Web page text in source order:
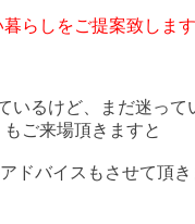
らしをご提案致します
いるけど、まだ迷って
もご来場頂きますと
ドバイスもさせて頂